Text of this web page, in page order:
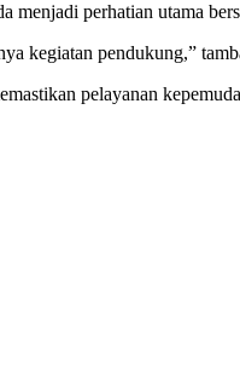
perhatian utama
kegiatan pendukung,”
pelayanan